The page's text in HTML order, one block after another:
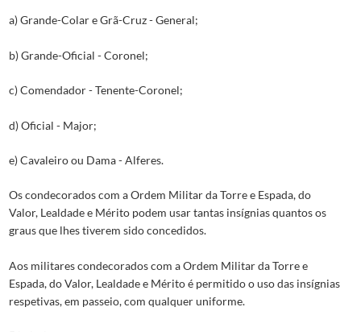
a) Grande-Colar e Grã-Cruz - General;
b) Grande-Oficial - Coronel;
c) Comendador - Tenente-Coronel;
d) Oficial - Major;
e) Cavaleiro ou Dama - Alferes.
Os condecorados com a Ordem Militar da Torre e Espada, do
Valor, Lealdade e Mérito podem usar tantas insígnias quantos os
graus que lhes tiverem sido concedidos.
Aos militares condecorados com a Ordem Militar da Torre e
Espada, do Valor, Lealdade e Mérito é permitido o uso das insígnias
respetivas, em passeio, com qualquer uniforme.